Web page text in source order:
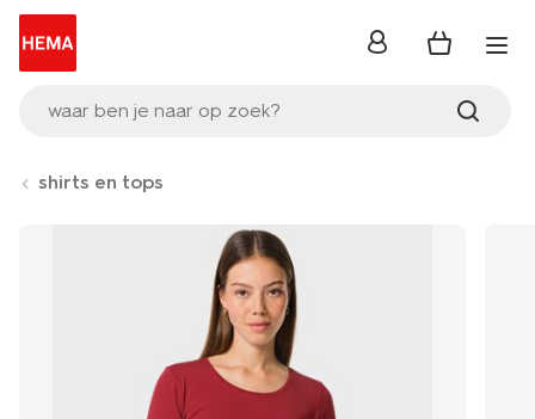
waar ben je naar op zoek?
inloggen
shirts en tops